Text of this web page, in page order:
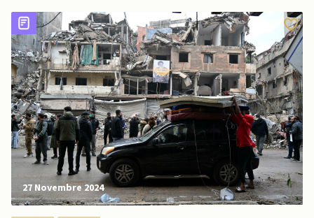
parlamentare della NATO
27 Novembre 2024